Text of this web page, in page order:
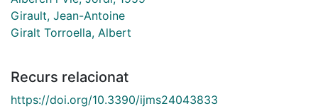
Girault, Jean-Antoine
Giralt Torroella, Albert
Recurs relacionat
https://doi.org/10.3390/ijms24043833